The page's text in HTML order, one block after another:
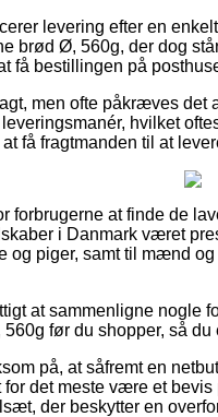
levering efter en
brød Ø, 560g, der dog
få bestillingen på
men ofte påkræves
hvilket
få fragtmanden til at
forbrugerne at finde de
i Danmark været
og piger, samt til mænd
at sammenligne nogle
før du shopper, så
på, at såfremt en
det meste være et
der beskytter en